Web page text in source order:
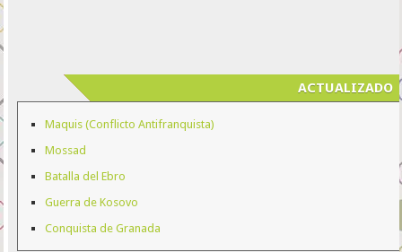
ACTUALIZADO
Maquis (Conflicto Antifranquista)
Mossad
Batalla del Ebro
Guerra de Kosovo
Conquista de Granada